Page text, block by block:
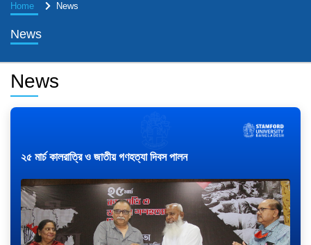
Home News
News
News
২৫ মার্চ কালরাত্রি ও জাতীয় গণহত্যা দিবস পালন